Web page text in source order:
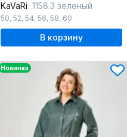
KaVaRi 1158.3 зеленый
50, 52, 54, 56, 58, 60
В корзину
Новинка